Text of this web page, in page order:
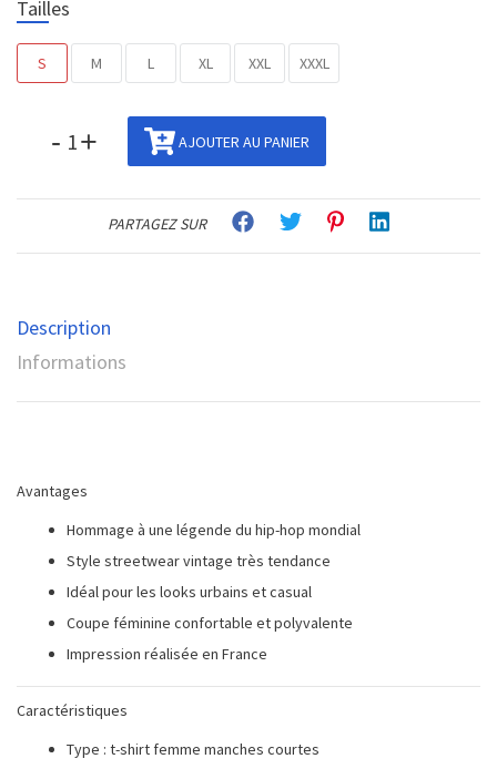
Tailles
S M L XL XXL XXXL
- + AJOUTER AU PANIER
PARTAGEZ SUR
Description
Informations
Avantages
Hommage à une légende du hip-hop mondial
Style streetwear vintage très tendance
Idéal pour les looks urbains et casual
Coupe féminine confortable et polyvalente
Impression réalisée en France
Caractéristiques
Type : t-shirt femme manches courtes